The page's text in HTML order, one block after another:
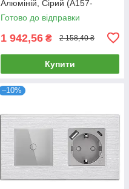
Алюміній, Сірий (A157-
GSW2G.ZB-ST.ZB.GR)
Готово до відправки
1 942,56 ₴ 2 158,40 ₴
Купити
–10%